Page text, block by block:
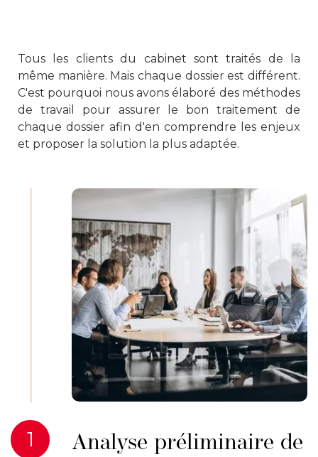
Tous les clients du cabinet sont traités de la
même manière. Mais chaque dossier est différent.
C'est pourquoi nous avons élaboré des méthodes
de travail pour assurer le bon traitement de
chaque dossier afin d'en comprendre les enjeux
et proposer la solution la plus adaptée.
1
Analyse préliminaire de